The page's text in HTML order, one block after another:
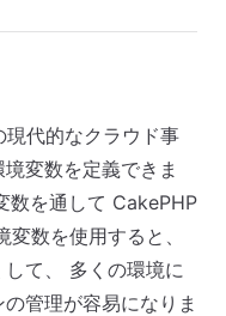
代的なクラウド事
変数を定義できま
数を通して CakePHP
数を使用すると、
て、 多くの環境に
管理が容易になりま